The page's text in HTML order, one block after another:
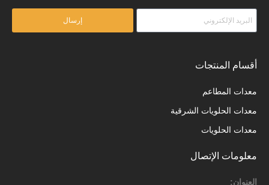
إرسال
أقسام المنتجات
معدات المطاعم
معدات الحلويات الشرقية
معدات الحلويات
معلومات الإتصال
العنوان: